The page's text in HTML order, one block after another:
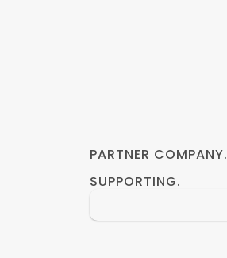
PARTNER COMPANY.
SUPPORTING.